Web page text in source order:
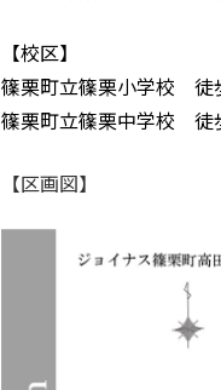
【校区】
篠栗町立篠栗小学校 徒
篠栗町立篠栗中学校 徒
【区画図】